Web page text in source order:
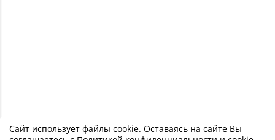
Сайт использует файлы cookie. Оставаясь на сайте Вы